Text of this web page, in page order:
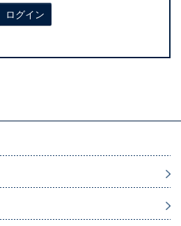
ログイン